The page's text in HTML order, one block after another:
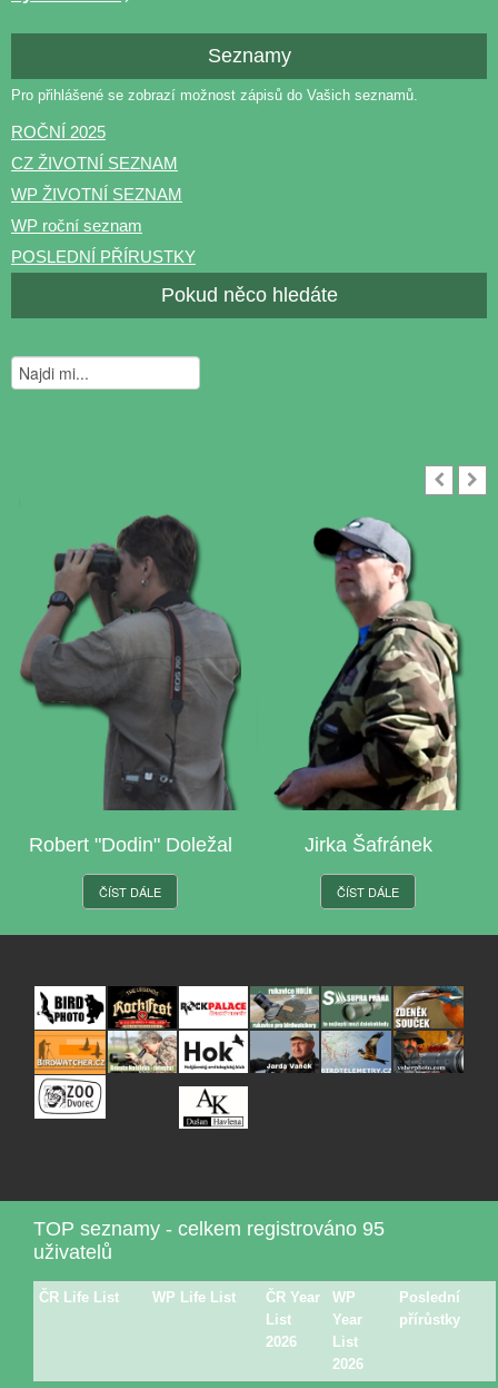
Seznamy
Pro přihlášené se zobrazí možnost zápisů do Vašich seznamů.
ROČNÍ 2025
CZ ŽIVOTNÍ SEZNAM
WP ŽIVOTNÍ SEZNAM
WP roční seznam
POSLEDNÍ PŘÍRUSTKY
Pokud něco hledáte
Robert "Dodin" Doležal
ČÍST DÁLE
Jirka Šafránek
ČÍST DÁLE
TOP seznamy - celkem registrováno 95
uživatelů
ČR Life List WP Life List
ČR Year
List
2026
WP
Year
List
2026
Poslední
přírůstky